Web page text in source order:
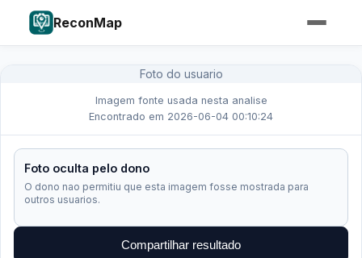
ReconMap
Foto do usuario
Imagem fonte usada nesta analise
Encontrado em 2026-06-04 00:10:24
Foto oculta pelo dono
O dono nao permitiu que esta imagem fosse mostrada para
outros usuarios.
Compartilhar resultado